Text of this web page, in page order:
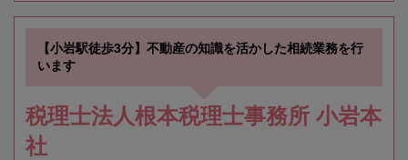
【小岩駅徒歩3分】不動産の知識を活かした相続業務を行
います
税理士法人根本税理士事務所 小岩本
社